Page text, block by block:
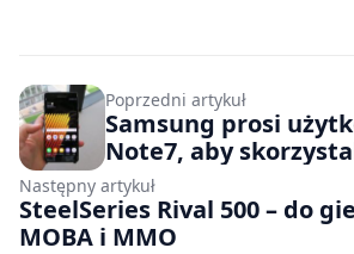
Poprzedni artykuł
Samsung prosi
Note7, aby
wymiany urządzeń
Następny artykuł
SteelSeries Rival 500 – do
MOBA i MMO